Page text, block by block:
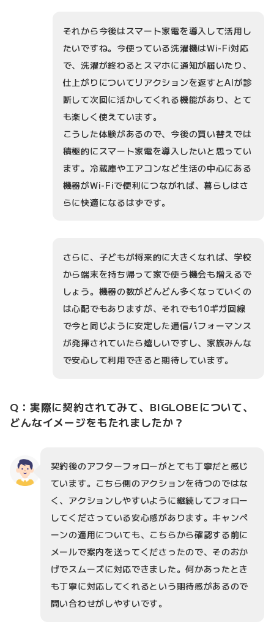
それから今後はスマート家電を導入して活用し
たいですね。今使っている洗濯機はWi-Fi対応
で、洗濯が終わるとスマホに通知が届いたり、
仕上がりについてリアクションを返すとAIが診
断して次回に活かしてくれる機能があり、とて
も楽しく使えています。
こうした体験があるので、今後の買い替えでは
積極的にスマート家電を導入したいと思ってい
ます。冷蔵庫やエアコンなど生活の中心にある
機器がWi-Fiで便利につながれば、暮らしはさ
らに快適になるはずです。
さらに、子どもが将来的に大きくなれば、学校
から端末を持ち帰って家で使う機会も増えるで
しょう。機器の数がどんどん多くなっていくの
は心配でもありますが、それでも10ギガ回線
で今と同じように安定した通信パフォーマンス
が発揮されていたら嬉しいですし、家族みんな
で安心して利用できると期待しています。
Q：実際に契約されてみて、BIGLOBEについて、
どんなイメージをもたれましたか？
契約後のアフターフォローがとても丁寧だと感じ
ています。こちら側のアクションを待つのではな
く、アクションしやすいように継続してフォロー
してくださっている安心感があります。キャンペ
ーンの適用についても、こちらから確認する前に
メールで案内を送ってくださったので、そのおか
げでスムーズに対応できました。何かあったとき
も丁寧に対応してくれるという期待感があるので
問い合わせがしやすいです。